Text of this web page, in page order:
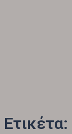
Ετικέτα: